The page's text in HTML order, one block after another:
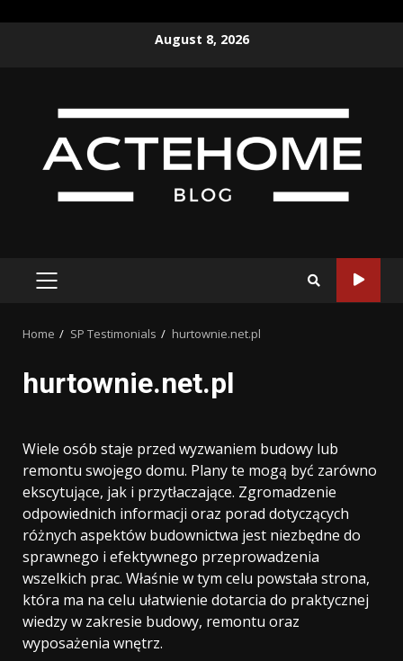
August 8, 2026
PRIMARY
Home SP Testimonials hurtownie.net.pl
hurtownie.net.pl
Wiele osób staje przed wyzwaniem budowy lub
remontu swojego domu. Plany te mogą być zarówno
ekscytujące, jak i przytłaczające. Zgromadzenie
odpowiednich informacji oraz porad dotyczących
różnych aspektów budownictwa jest niezbędne do
sprawnego i efektywnego przeprowadzenia
wszelkich prac. Właśnie w tym celu powstała strona,
która ma na celu ułatwienie dotarcia do praktycznej
wiedzy w zakresie budowy, remontu oraz
wyposażenia wnętrz.